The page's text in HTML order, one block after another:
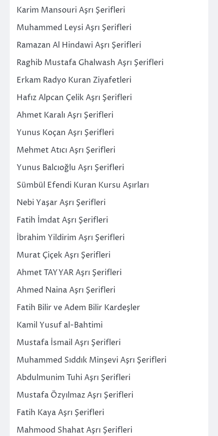
Karim Mansouri Aşrı Şerifleri
Muhammed Leysi Aşrı Şerifleri
Ramazan Al Hindawi Aşrı Şerifleri
Raghib Mustafa Ghalwash Aşrı Şerifleri
Erkam Radyo Kuran Ziyafetleri
Hafız Alpcan Çelik Aşrı Şerifleri
Ahmet Karalı Aşrı Şerifleri
Yunus Koçan Aşrı Şerifleri
Mehmet Atıcı Aşrı Şerifleri
Yunus Balcıoğlu Aşrı Şerifleri
Sümbül Efendi Kuran Kursu Aşırları
Nebi Yaşar Aşrı Şerifleri
Fatih İmdat Aşrı Şerifleri
İbrahim Yildirim Aşrı Şerifleri
Murat Çiçek Aşrı Şerifleri
Ahmet TAYYAR Aşrı Şerifleri
Ahmed Naina Aşrı Şerifleri
Fatih Bilir ve Adem Bilir Kardeşler
Kamil Yusuf al-Bahtimi
Mustafa İsmail Aşrı Şerifleri
Muhammed Sıddık Minşevi Aşrı Şerifleri
Abdulmunim Tuhi Aşrı Şerifleri
Mustafa Özyılmaz Aşrı Şerifleri
Fatih Kaya Aşrı Şerifleri
Mahmood Shahat Aşrı Şerifleri